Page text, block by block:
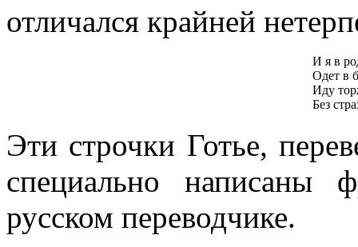
отличался крайней
И я в
Одет в
Иду
Без
Эти строчки Готье,
специально написаны
русском переводчике.